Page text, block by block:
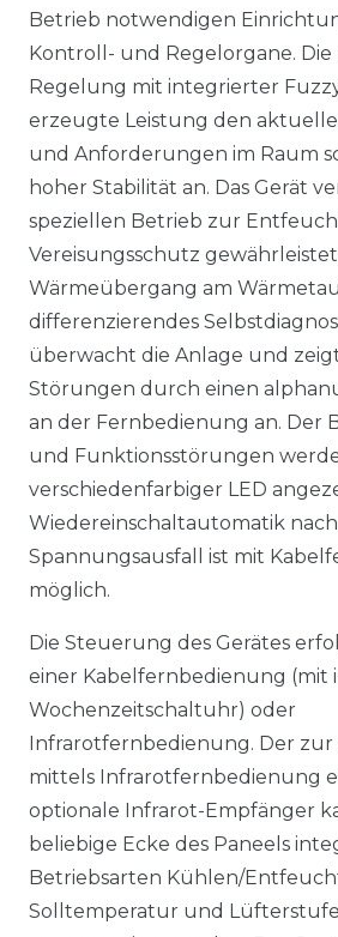
Betrieb notwendigen
Kontroll- und Regelorgane. Die
Regelung mit integrierter
erzeugte Leistung den
und Anforderungen im Raum
hoher Stabilität an. Das Gerät
speziellen Betrieb zur
Vereisungsschutz
Wärmeübergang am
differenzierendes
überwacht die Anlage und
Störungen durch einen
an der Fernbedienung an. Der
und Funktionsstörungen
verschiedenfarbiger LED
Wiedereinschaltautomatik nach
Spannungsausfall ist mit
möglich.
Die Steuerung des Gerätes
einer Kabelfernbedienung (mit
Wochenzeitschaltuhr) oder
Infrarotfernbedienung. Der
mittels Infrarotfernbedienung
optionale Infrarot-Empfänger
beliebige Ecke des Paneels
Betriebsarten Kühlen/
Solltemperatur und